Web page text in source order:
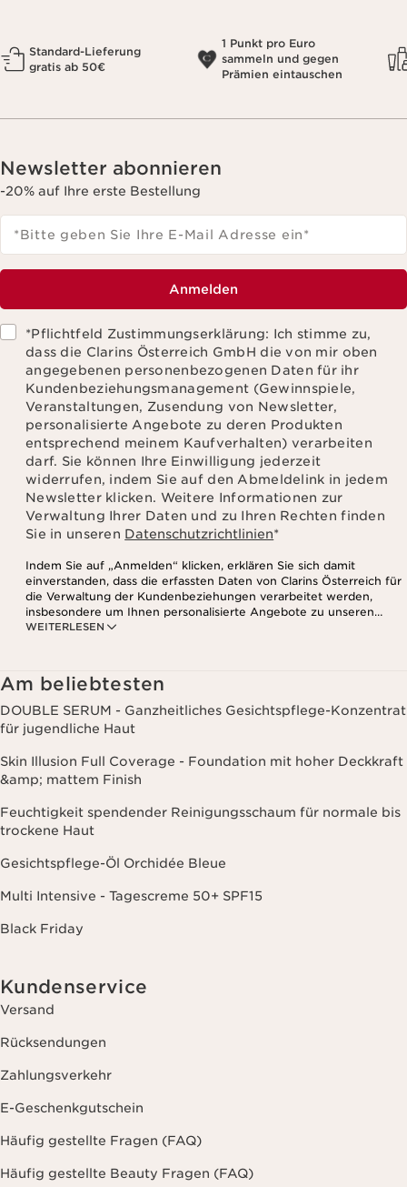
Standard-Lieferung
gratis ab 50€
1 Punkt pro Euro
sammeln und gegen
Prämien eintauschen
Newsletter abonnieren
-20% auf Ihre erste Bestellung
*Bitte geben Sie Ihre E-Mail Adresse ein*
Anmelden
*Pflichtfeld Zustimmungserklärung: Ich stimme zu,
dass die Clarins Österreich GmbH die von mir oben
angegebenen personenbezogenen Daten für ihr
Kundenbeziehungsmanagement (Gewinnspiele,
Veranstaltungen, Zusendung von Newsletter,
personalisierte Angebote zu deren Produkten
entsprechend meinem Kaufverhalten) verarbeiten
darf. Sie können Ihre Einwilligung jederzeit
widerrufen, indem Sie auf den Abmeldelink in jedem
Newsletter klicken. Weitere Informationen zur
Verwaltung Ihrer Daten und zu Ihren Rechten finden
Sie in unseren Datenschutzrichtlinien*
WEITERLESEN
Indem Sie auf „Anmelden“ klicken, erklären Sie sich damit
einverstanden, dass die erfassten Daten von Clarins Österreich für
die Verwaltung der Kundenbeziehungen verarbeitet werden,
insbesondere um Ihnen personalisierte Angebote zu unseren
Produkten und Dienstleistungen entsprechend Ihrem
Websites Dritter, sowie für analytische Zwecke.
Am beliebtesten
DOUBLE SERUM - Ganzheitliches Gesichtspflege-Konzentrat
für jugendliche Haut
Skin Illusion Full Coverage - Foundation mit hoher Deckkraft
&amp; mattem Finish
Feuchtigkeit spendender Reinigungsschaum für normale bis
trockene Haut
Gesichtspflege-Öl Orchidée Bleue
Multi Intensive - Tagescreme 50+ SPF15
Black Friday
Kundenservice
Versand
Rücksendungen
Zahlungsverkehr
E-Geschenkgutschein
Häufig gestellte Fragen (FAQ)
Häufig gestellte Beauty Fragen (FAQ)